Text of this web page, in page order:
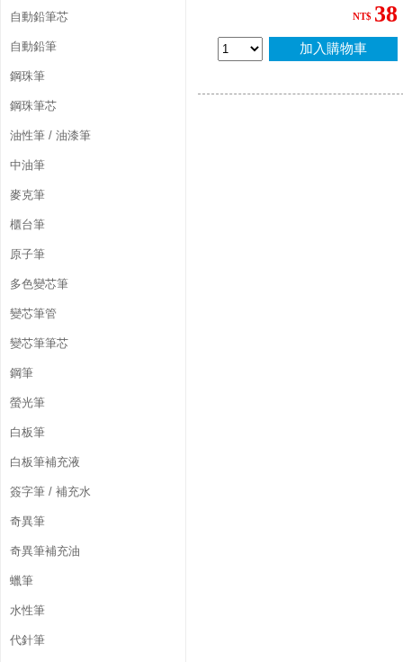
自動鉛筆芯
自動鉛筆
鋼珠筆
鋼珠筆芯
油性筆 / 油漆筆
中油筆
麥克筆
櫃台筆
原子筆
多色變芯筆
變芯筆管
變芯筆筆芯
鋼筆
螢光筆
白板筆
白板筆補充液
簽字筆 / 補充水
奇異筆
奇異筆補充油
蠟筆
水性筆
代針筆
NT$ 38
加入購物車